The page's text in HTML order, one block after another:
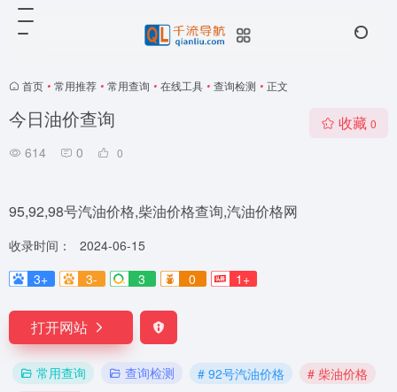
首页 • 常用推荐 • 常用查询 • 在线工具 • 查询检测 • 正文
今日油价查询
614 0 0
收藏 0
95,92,98号汽油价格,柴油价格查询,汽油价格网
收录时间：
2024-06-15
3+
3- 3 0 1+
打开网站
常用查询 查询检测 # 92号汽油价格
# 柴油价格